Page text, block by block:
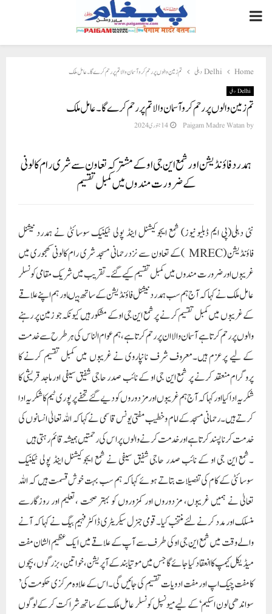
PRIMARY
MENU
Home Delhi دہلی تم زمین والوں پر رحم کرو آسمان والا تم پر رحم کر ے گا ۔عامل ملک
Delhi دہلی
تم زمین والوں پر رحم کرو آسمان والا تم پر رحم کر ے گا ۔عامل ملک
by
Paigam Madre Watan 14 جنوری 2024
ہمدردفاؤنڈیشن اور شمع این جی او کے مشترکہ تعاون سے شری رام کالونی
کے ضرورت مندوں میں کمبل تقسیم
نئی دہلی(پی ایم ڈبلیو نیوز) شمع ایجوکیشنل اینڈ پولی ٹیکنیک سوسائٹی نے ہمدرد نیشنل
فاؤنڈیشن (MREC )کے تعاون سے نزد رحمانی مسجد شری رام کالونی کھجوری میں
غریبوں اور ضرورت مندوں میں کمبل تقسیم کیے گئے۔تقریب میں شریک مقامی کونسلر
عامل ملک نے کہا کہ آج ہم سب ہمدرد نیشنل فاؤنڈیشن کے ساتھ ہیںاور ہم اپنے علاقے
کے غریبوں میں کمبل تقسیم کرنے پر شمع این جی او کے مشکور ہیں کیونکہ جو زمین پر رہنے
والوں پر رحم کرتا ہے آسمان والا ان پر رحم کرتا ہے، ہم عوام الناس کی ہر طرح سے خدمت
کے لیے پرعزم ہیں۔معروف شرف نانپاروی نے غریبوں میں کمبل تقسیم کرنے کا
پروگرام منعقد کرنے پر شمع این جی او کے نائب صدر حاجی شفیق سیفی اور ماجد قریشی کا
شکریہ ادا کیا اور کہا کہ آج ہم غریبوں اور مزدوروں کو دیے گئے تحفے پر پوری ٹیم کا شکریہ ادا
کرتے ہیں۔رحمانی مسجد کے امام و خطیب مفتی یونس قاسمی نے کہا کہ اللہ تعالیٰ انسانوں کی
خدمت کرنا پسند کرتا ہے اور خدمت کرنے والوں پر اس کی رحمتیں ہمیشہ قائم رہتی ہیں
۔شمع این جی او کے نائب صدر حاجی شفیق سیفی نے شمع ایجوکیشنل اینڈ پولی ٹیکنیک
سوسائٹی کے کام کی تفصیلات بتاتے ہوئے کہا کہ ہم سب بہت خوش قسمت ہیں کہ اللہ
تعالیٰ نے ہمیں غریبوں، مزدوروں اور کمزوروں کو بہتر صحت ،تعلیم اور روزگارسے
منسلک اور مدد کرنے لئے منتخب کیا۔قومی جنرل سیکریٹری ڈاکٹر فہیم بیگ نے کہا کہ آنے
والے وقت میں شمع این جی او کی طرف سے آپ کے علاقے میں ایک عظیم الشان مفت
میڈیکل کیمپ کا انعقاد کیا جائے گا جس میں موتیا بندکے آپریشن، خواتین، بزرگوں، بچوں
کا مفت چیک اپ اور مفت ادویات تقسیم کی جائیں گی۔اس کے علاوہ مرکزی حکومت کی’
سواندھی لون اسکیم ‘کے لیے میونسپل کونسلر عامل ملک کے ساتھ شراکت کرکے لوگوں